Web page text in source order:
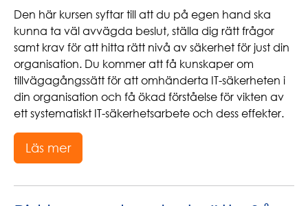
Den här kursen syftar till att du på egen hand ska
kunna ta väl avvägda beslut, ställa dig rätt frågor
samt krav för att hitta rätt nivå av säkerhet för just din
organisation. Du kommer att få kunskaper om
tillvägagångssätt för att omhänderta IT-säkerheten i
din organisation och få ökad förståelse för vikten av
ett systematiskt IT-säkerhetsarbete och dess effekter.
Läs mer